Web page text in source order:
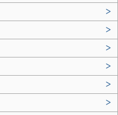
>
>
>
>
>
>